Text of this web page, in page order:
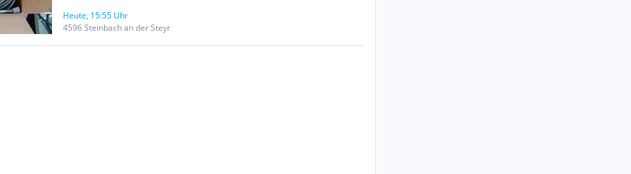
Heute, 15:55 Uhr
4596 Steinbach an der Steyr